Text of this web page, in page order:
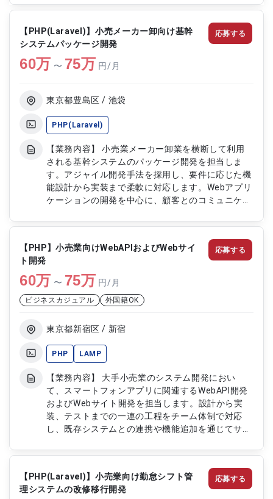
【PHP(Laravel)】小売メーカー卸向け基幹
システムパッケージ開発
60万 〜 75万 円/月
東京都豊島区 / 池袋
PHP(Laravel)
【業務内容】 小売業メーカー卸業を横断して利用
される基幹システムのパッケージ開発を担当しま
す。アジャイル開発手法を採用し、要件に応じた機
能設計から実装まで柔軟に対応します。Webアプリ
ケーションの開発を中心に、顧客とのコミュニケー
性の高いシステム構築を推進していただきます。
【作業内容】 ・基幹システムの設計および開発 ・
Webアプリケーションの実装 ・アジャイル開発で
理 ・既存機能の改修および最適化 ・テスト対応お
よび品質確認 ・関係者との調整および開発推進
応募する
【PHP】小売業向けWebAPIおよびWebサイ
ト開発
60万 〜 75万 円/月
ビジネスカジュアル 外国籍OK
東京都新宿区 / 新宿
PHP LAMP
【業務内容】 大手小売業のシステム開発におい
て、スマートフォンアプリに関連するWebAPI開発
およびWebサイト開発を担当します。設計から実
装、テストまでの一連の工程をチーム体制で対応
し、既存システムとの連携や機能追加を通じてサー
業内容】 ・スマートフォンアプリ連携用WebAPIの
設計および開発 ・Webサイトの設計および実装対
応 ・PHPを用いたバックエンド開発および改修 ・
テスト工程の実施および不具合対応
応募する
【PHP(Laravel)】小売業向け勤怠シフト管
理システムの改修移行開発
応募する